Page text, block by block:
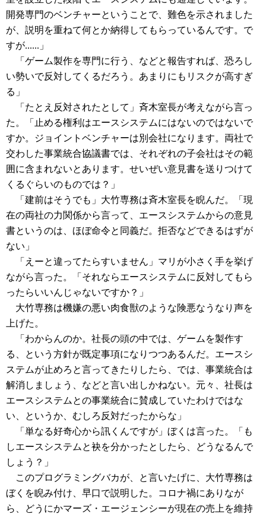
開発専門のベンチャーということで、難色を示されました
が、説明を重ねて何とか納得してもらっているんです。で
すが......」
「ゲーム製作を専門に行う、などと報告すれば、恐ろし
い勢いで反対してくるだろう。あまりにもリスクが高すぎ
る」
「たとえ反対されたとして」斉木室長が考えながら言っ
た。「止める権利はエースシステムにはないのではないで
すか。ジョイントベンチャーは別会社になります。両社で
交わした事業統合協議書では、それぞれの子会社はその範
囲に含まれないとあります。せいぜい意見書を送りつけて
くるぐらいのものでは？」
「建前はそうでも」大竹専務は斉木室長を睨んだ。「現
在の両社の力関係から言って、エースシステムからの意見
書というのは、ほぼ命令と同義だ。拒否などできるはずが
ない」
「えーと違ってたらすいません」マリが小さく手を挙げ
ながら言った。「それならエースシステムに反対してもら
ったらいいんじゃないですか？」
大竹専務は機嫌の悪い肉食獣のような険悪なうなり声を
上げた。
「わからんのか。社長の頭の中では、ゲームを製作す
る、という方針が既定事項になりつつあるんだ。エースシ
ステムが止めろと言ってきたりしたら、では、事業統合は
解消しましょう、などと言い出しかねない。元々、社長は
エースシステムとの事業統合に賛成していたわけではな
い、というか、むしろ反対だったからな」
「単なる好奇心から訊くんですが」ぼくは言った。「も
しエースシステムと袂を分かったとしたら、どうなるんで
しょう？」
このプログラミングバカが、と言いたげに、大竹専務は
ぼくを睨み付け、早口で説明した。コロナ禍にありなが
ら、どうにかマーズ・エージェンシーが現在の売上を維持